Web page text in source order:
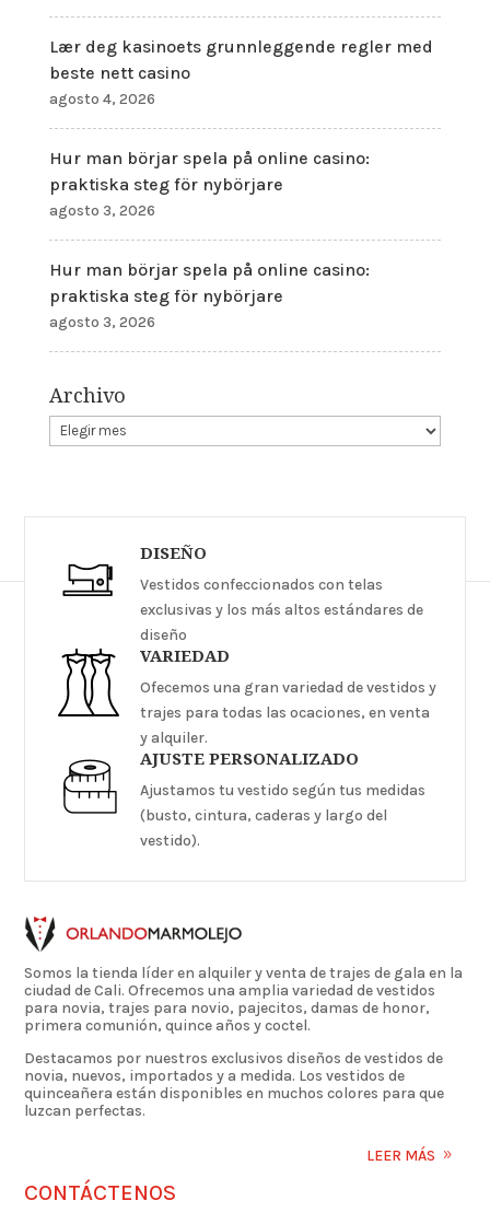
Lær deg kasinoets grunnleggende regler med
beste nett casino
agosto 4, 2026
Hur man börjar spela på online casino:
praktiska steg för nybörjare
agosto 3, 2026
Hur man börjar spela på online casino:
praktiska steg för nybörjare
agosto 3, 2026
Archivo
DISEÑO
Vestidos confeccionados con telas
exclusivas y los más altos estándares de
diseño
VARIEDAD
Ofecemos una gran variedad de vestidos y
trajes para todas las ocaciones, en venta
y alquiler.
AJUSTE PERSONALIZADO
Ajustamos tu vestido según tus medidas
(busto, cintura, caderas y largo del
vestido).
Somos la tienda líder en alquiler y venta de trajes de gala en la
ciudad de Cali. Ofrecemos una amplia variedad de vestidos
para novia, trajes para novio, pajecitos, damas de honor,
primera comunión, quince años y coctel.
Destacamos por nuestros exclusivos diseños de vestidos de
novia, nuevos, importados y a medida. Los vestidos de
quinceañera están disponibles en muchos colores para que
luzcan perfectas.
LEER MÁS
CONTÁCTENOS